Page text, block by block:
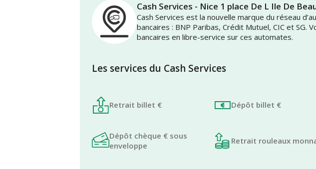
Cash Services - Nice 1 place De L Ile De
Cash Services est la nouvelle marque du réseau
bancaires : BNP Paribas, Crédit Mutuel, CIC et
bancaires en libre-service sur ces automates.
Les services du Cash Services
Retrait billet € Dépôt billet €
Dépôt chèque € sous
enveloppe
Retrait rouleaux